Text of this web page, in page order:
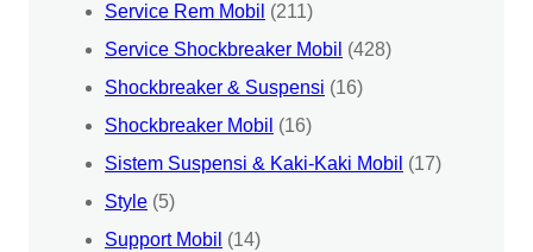
Service Rem Mobil (211)
Service Shockbreaker Mobil (428)
Shockbreaker & Suspensi (16)
Shockbreaker Mobil (16)
Sistem Suspensi & Kaki-Kaki Mobil (17)
Style (5)
Support Mobil (14)